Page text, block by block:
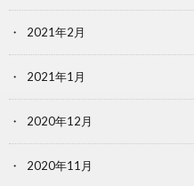
2021年2月
2021年1月
2020年12月
2020年11月